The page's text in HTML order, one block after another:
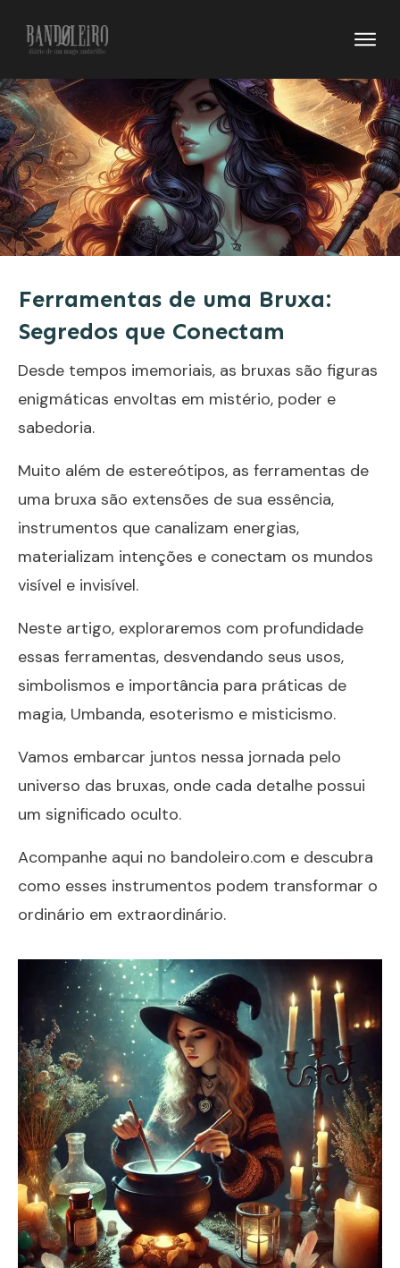
Ferramentas de uma Bruxa:
Segredos que Conectam
Desde tempos imemoriais, as bruxas são figuras
enigmáticas envoltas em mistério, poder e
sabedoria.
Muito além de estereótipos, as ferramentas de
uma bruxa são extensões de sua essência,
instrumentos que canalizam energias,
materializam intenções e conectam os mundos
visível e invisível.
Neste artigo, exploraremos com profundidade
essas ferramentas, desvendando seus usos,
simbolismos e importância para práticas de
magia, Umbanda, esoterismo e misticismo.
Vamos embarcar juntos nessa jornada pelo
universo das bruxas, onde cada detalhe possui
um significado oculto.
Acompanhe aqui no bandoleiro.com e descubra
como esses instrumentos podem transformar o
ordinário em extraordinário.